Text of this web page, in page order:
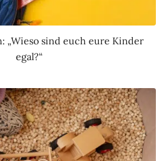
„Wieso sind euch eure Kinder
egal?“